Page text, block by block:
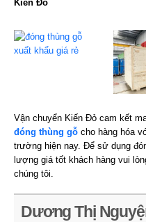
Kiến Đỏ
Vận chuyển Kiến Đỏ cam kết
đóng thùng gỗ cho hàng hóa
trường hiện nay. Để sử dụng
lượng giá tốt khách hàng vui
chúng tôi.
Dương Thị